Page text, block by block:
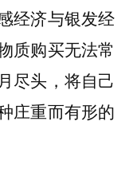
经济与银发经
质购买无法常
尽头，将自己
庄重而有形的